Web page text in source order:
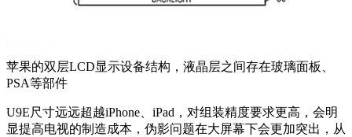
苹果的双层LCD显示设备结构，液晶层之间存在玻璃面板、
PSA等部件
U9E尺寸远远超越iPhone、iPad，对组装精度要求更高，会明
显提高电视的制造成本，伪影问题在大屏幕下会更加突出，从